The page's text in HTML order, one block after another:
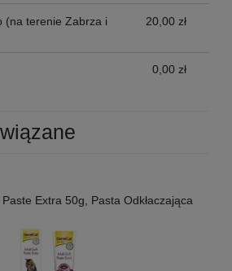
(na terenie Zabrza i
20,00 zł
0,00 zł
Extra 50g, Pasta Odkłaczająca